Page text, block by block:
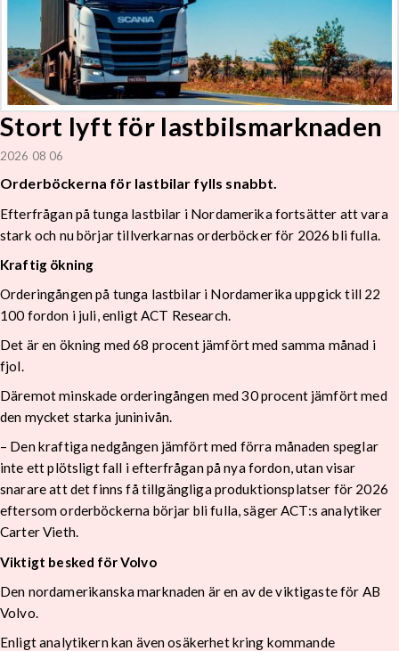
Stort lyft för lastbilsmarknaden
2026 08 06
Orderböckerna för lastbilar fylls snabbt.
Efterfrågan på tunga lastbilar i Nordamerika fortsätter att vara
stark och nu börjar tillverkarnas orderböcker för 2026 bli fulla.
Kraftig ökning
Orderingången på tunga lastbilar i Nordamerika uppgick till 22
100 fordon i juli, enligt ACT Research.
Det är en ökning med 68 procent jämfört med samma månad i
fjol.
Däremot minskade orderingången med 30 procent jämfört med
den mycket starka juninivån.
– Den kraftiga nedgången jämfört med förra månaden speglar
inte ett plötsligt fall i efterfrågan på nya fordon, utan visar
snarare att det finns få tillgängliga produktionsplatser för 2026
eftersom orderböckerna börjar bli fulla, säger ACT:s analytiker
Carter Vieth.
Viktigt besked för Volvo
Den nordamerikanska marknaden är en av de viktigaste för AB
Volvo.
Enligt analytikern kan även osäkerhet kring kommande